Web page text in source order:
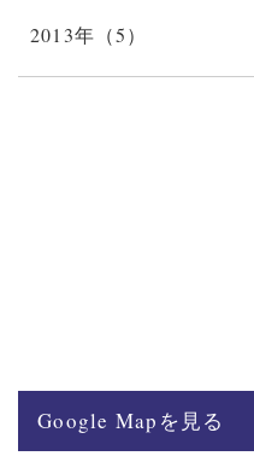
2013年（5）
Google Mapを見る